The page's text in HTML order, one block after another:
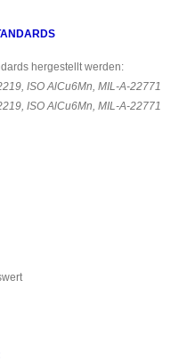
hergestellt werden:
ISO AlCu6Mn, MIL-A-22771
ISO AlCu6Mn, MIL-A-22771